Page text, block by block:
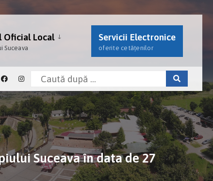
Oficial Local
Suceava
Servicii Electronice
oferite cetățenilor
Suceava în data de 27